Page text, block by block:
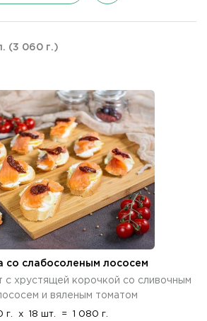
(3 060 г.)
со слабосоленым лососем
с хрустящей корочкой со сливочным
и вяленым томатом
г. x 18 шт. = 1 080 г.